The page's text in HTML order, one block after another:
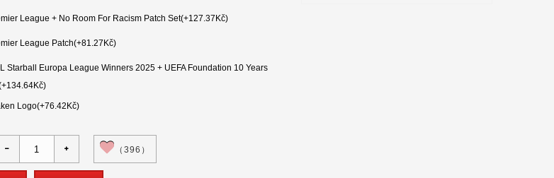
League + No Room For Racism Patch Set(+127.37Kč)
League Patch(+81.27Kč)
Starball Europa League Winners 2025 + UEFA Foundation 10 Years
Logo(+76.42Kč)
（396）